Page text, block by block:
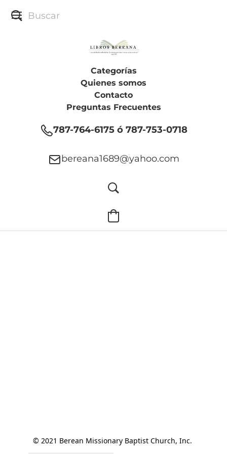
Categorías
Quienes somos
Contacto
Preguntas Frecuentes
787-764-6175 ó 787-753-0718
bereana1689@yahoo.com
© 2021 Berean Missionary Baptist Church, Inc.